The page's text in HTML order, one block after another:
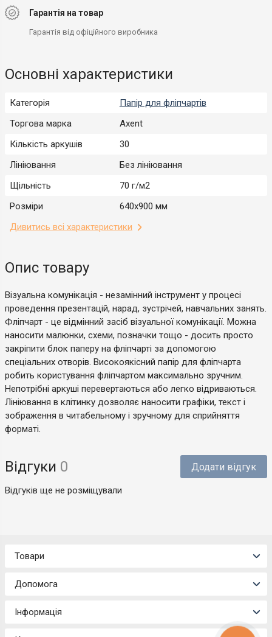
Гарантія на товар
Гарантія від офіційного виробника
Основні характеристики
Категорія
Папір для фліпчартів
Торгова марка
Axent
Кількість аркушів
30
Лініювання
Без лініювання
Щільність
70 г/м2
Розміри
640х900 мм
Дивитись всі характеристики
Опис товару
Візуальна комунікація - незамінний інструмент у процесі
проведення презентацій, нарад, зустрічей, навчальних занять.
Фліпчарт - це відмінний засіб візуальної комунікації. Можна
наносити малюнки, схеми, позначки тощо - досить просто
закріпити блок паперу на фліпчарті за допомогою
спеціальних отворів. Високоякісний папір для фліпчарта
робить користування фліпчартом максимально зручним.
Непотрібні аркуші перевертаються або легко відриваються.
Лініювання в клітинку дозволяє наносити графіки, текст і
зображення в читабельному і зручному для сприйняття
форматі.
Відгуки 0 Додати відгук
Відгуків ще не розміщували
Товари
Допомога
Інформація